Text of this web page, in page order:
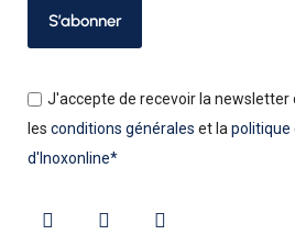
S’abonner
J'accepte de recevoir la newsletter
les conditions générales et lapolitique
d'Inoxonline*